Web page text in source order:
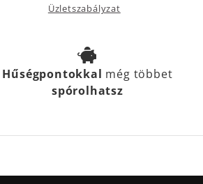
Üzletszabályzat
Hűségpontokkal még többet
spórolhatsz